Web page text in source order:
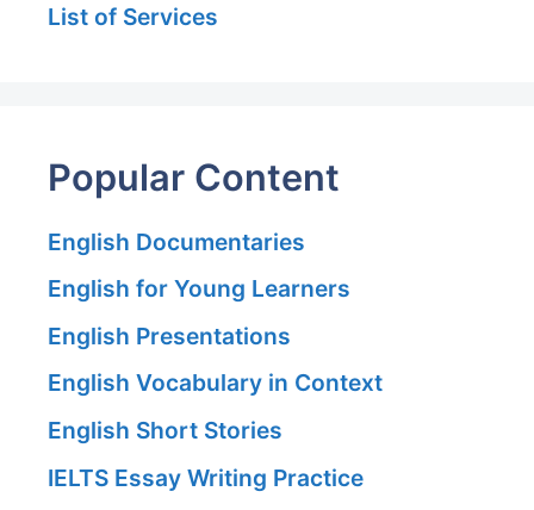
List of Services
Popular Content
English Documentaries
English for Young Learners
English Presentations
English Vocabulary in Context
English Short Stories
IELTS Essay Writing Practice